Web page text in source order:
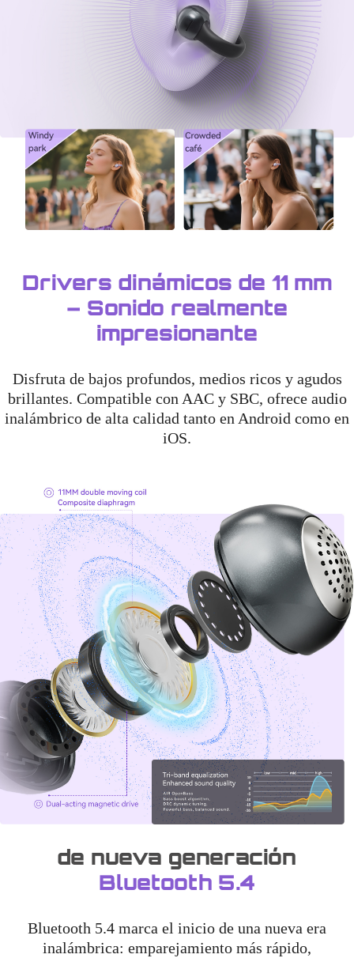
Drivers dinámicos de 11 mm
– Sonido realmente
impresionante
Disfruta de bajos profundos, medios ricos y agudos
brillantes. Compatible con AAC y SBC, ofrece audio
inalámbrico de alta calidad tanto en Android como en
iOS.
de nueva generación
Bluetooth 5.4
Bluetooth 5.4 marca el inicio de una nueva era
inalámbrica: emparejamiento más rápido,